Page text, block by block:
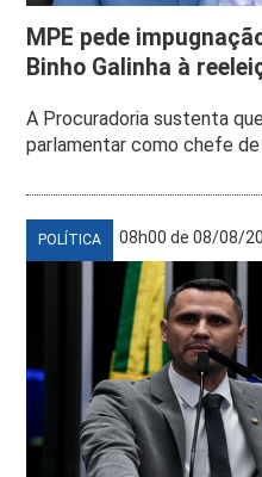
MPE pede
Binho Galinha à
A Procuradoria sustenta
parlamentar como chefe
POLÍTICA 08h00 de 08/08/